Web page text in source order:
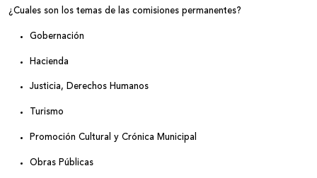
¿Cuales son los temas de las comisiones permanentes?
Gobernación
Hacienda
Justicia, Derechos Humanos
Turismo
Promoción Cultural y Crónica Municipal
Obras Públicas